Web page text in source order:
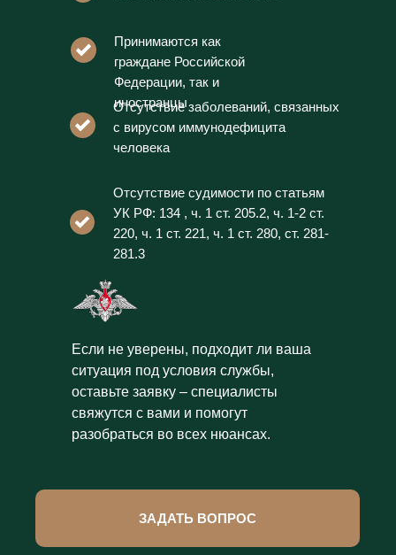
Принимаются как
граждане Российской
Федерации, так и
иностранцы
ЗАДАТЬ ВОПРОС
Отсутствие судимости по статьям
УК РФ: 134 , ч. 1 ст. 205.2, ч. 1-2 ст.
220, ч. 1 ст. 221, ч. 1 ст. 280, ст. 281-
281.3
Если не уверены, подходит ли ваша
ситуация под условия службы,
оставьте заявку – специалисты
свяжутся с вами и помогут
разобраться во всех нюансах.
Отсутствие заболеваний, связанных
с вирусом иммунодефицита
человека